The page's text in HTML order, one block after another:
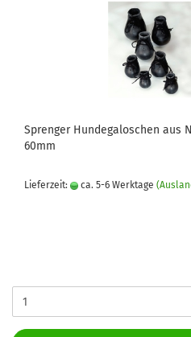
Sprenger Hundegaloschen aus
60mm
Lieferzeit: ca. 5-6 Werktage